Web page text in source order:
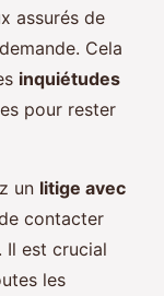
assurés de
Cela
inquiétudes
pour rester
un litige avec
contacter
Il est crucial
les